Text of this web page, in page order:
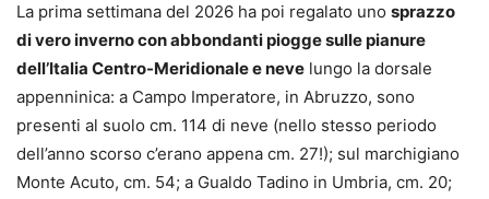
La prima settimana del 2026 ha poi regalato uno sprazzo
di vero inverno con abbondanti piogge sulle pianure
dell’Italia Centro-Meridionale e neve lungo la dorsale
appenninica: a Campo Imperatore, in Abruzzo, sono
presenti al suolo cm. 114 di neve (nello stesso periodo
dell’anno scorso c’erano appena cm. 27!); sul marchigiano
Monte Acuto, cm. 54; a Gualdo Tadino in Umbria, cm. 20;